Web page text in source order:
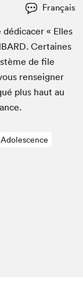
Français
« Elles
. Cer­taines
de file
ren­seign­er
plus haut au
Adolescence